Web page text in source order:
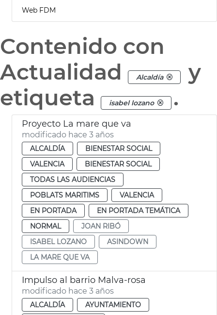
Web FDM
Contenido con
Actualidad
Alcaldía
y
etiqueta
isabel lozano .
Proyecto La mare que va
modificado hace 3 años
ALCALDÍA
BIENESTAR SOCIAL
VALENCIA
BIENESTAR SOCIAL
TODAS LAS AUDIENCIAS
POBLATS MARITIMS
VALENCIA
EN PORTADA
EN PORTADA TEMÁTICA
NORMAL
JOAN RIBÓ
ISABEL LOZANO
ASINDOWN
LA MARE QUE VA
Impulso al barrio Malva-rosa
modificado hace 3 años
ALCALDÍA
AYUNTAMIENTO